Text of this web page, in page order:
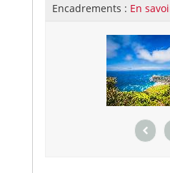
Encadrements : En